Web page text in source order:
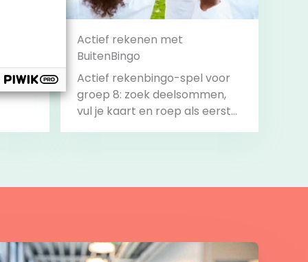
Actief rekenen met
BuitenBingo
Actief rekenbingo-spel voor
groep 8: zoek deelsommen,
vul je kaart en roep als eerste